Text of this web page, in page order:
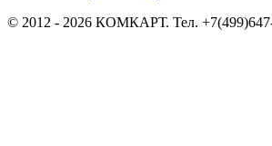
© 2012 - 2026 КОМКАРТ. Тел.